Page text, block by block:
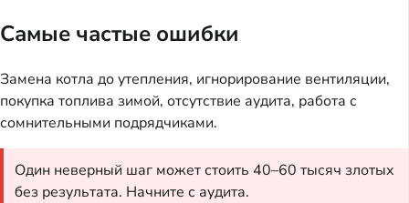
Самые частые ошибки
Замена котла до утепления, игнорирование вентиляции,
покупка топлива зимой, отсутствие аудита, работа с
сомнительными подрядчиками.
Один неверный шаг может стоить 40–60 тысяч злотых
без результата. Начните с аудита.